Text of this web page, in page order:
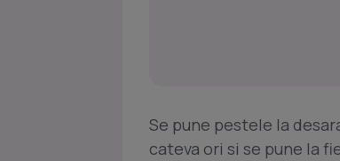
Se pune pestele la
cateva ori si se pune la